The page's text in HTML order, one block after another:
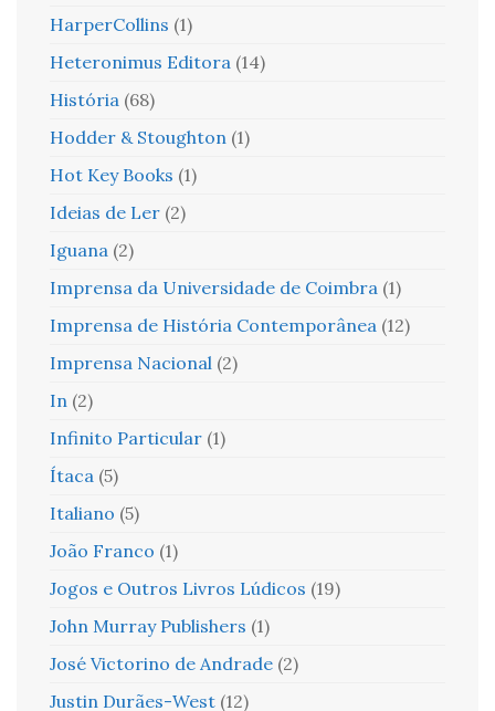
HarperCollins (1)
Heteronimus Editora (14)
História (68)
Hodder & Stoughton (1)
Hot Key Books (1)
Ideias de Ler (2)
Iguana (2)
Imprensa da Universidade de Coimbra (1)
Imprensa de História Contemporânea (12)
Imprensa Nacional (2)
In (2)
Infinito Particular (1)
Ítaca (5)
Italiano (5)
João Franco (1)
Jogos e Outros Livros Lúdicos (19)
John Murray Publishers (1)
José Victorino de Andrade (2)
Justin Durães-West (12)